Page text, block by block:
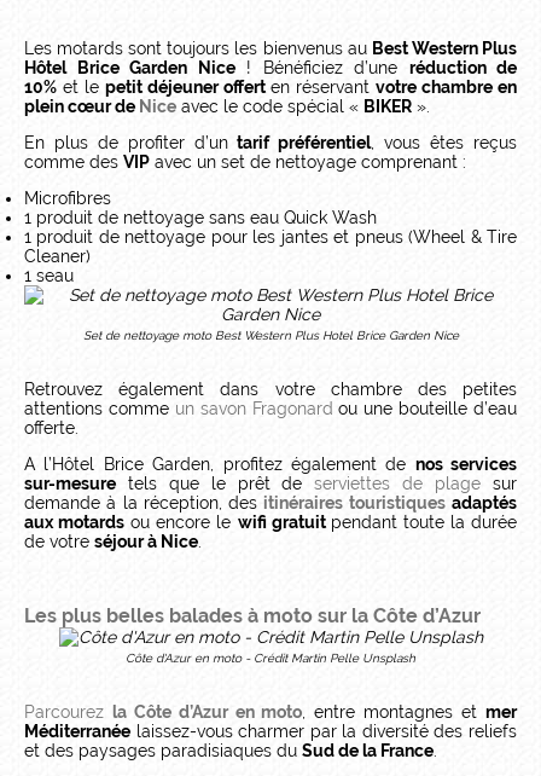
Les motards sont toujours les bienvenus au Best Western Plus
Hôtel Brice Garden Nice! Bénéficiez d’une réduction de
10% et le petit déjeuner offerten réservantvotre chambre en
plein cœur de Nice avec le code spécial « BIKER ».
En plus de profiter d’untarif préférentiel, vous êtes reçus
comme des VIP avec un set de nettoyage comprenant :
Microfibres
1 produit de nettoyage sans eau Quick Wash
1 produit de nettoyage pour les jantes et pneus (Wheel & Tire
Cleaner)
1 seau
Set de nettoyage moto Best Western Plus Hotel Brice Garden Nice
Retrouvez également dans votre chambre des petites
attentions comme un savon Fragonard ou une bouteille d’eau
offerte.
A l’Hôtel Brice Garden, profitez également de nos services
sur-mesure tels que le prêt deserviettes de plage sur
demande à la réception, des itinéraires touristiques adaptés
aux motards ou encore le wifi gratuit pendant toute la durée
de votre séjour à Nice
Les plus belles balades à moto sur la Côte d’Azur
Côte d'Azur en moto - Crédit Martin Pelle Unsplash
Parcourez la Côte d’Azur en moto , entre montagnes etmer
Méditerranée laissez-vous charmer par la diversité des reliefs
et des paysages paradisiaques du Sud de la France